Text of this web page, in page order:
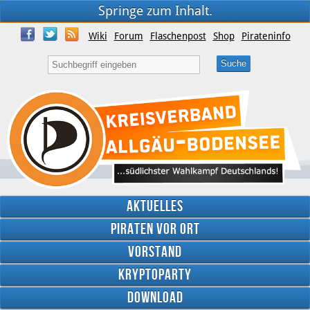
Springe zum Inhalt.
Wiki Forum Flaschenpost Shop Pirateninfo
Aktuelles
Piraten vor Ort
Vorstand
Kryptoparty
Download